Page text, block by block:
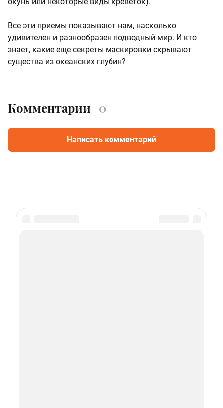
Все эти приемы показывают нам, насколько
удивителен и разнообразен подводный мир. И кто
знает, какие еще секреты маскировки скрывают
существа из океанских глубин?
Комментарии 0
Написать комментарий